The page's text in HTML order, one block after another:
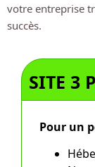
votre entreprise
succès.
SITE 3
Pour un